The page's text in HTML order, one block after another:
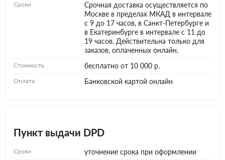
Сроки
Срочная доставка осуществляется по
Москве в пределах МКАД в интервале
с 9 до 17 часов, в Санкт-Петербурге и
в Екатеринбурге в интервале с 11 до
19 часов. Действительна только для
заказов, оплаченных онлайн.
Стоимость бесплатно от 10 000 р.
Оплата Банковской картой онлайн
Пункт выдачи DPD
Сроки уточнение срока при оформлении